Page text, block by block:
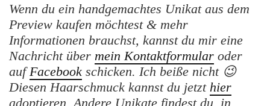
Wenn du ein handgemachtes Unikat aus dem
Preview kaufen möchtest & mehr
Informationen brauchst, kannst du mir eine
Nachricht über mein Kontaktformular oder
aufFacebook schicken. Ich beiße nicht 😉
Diesen Haarschmuck kannst du jetzt hier
adoptieren. Andere Unikate findest du in